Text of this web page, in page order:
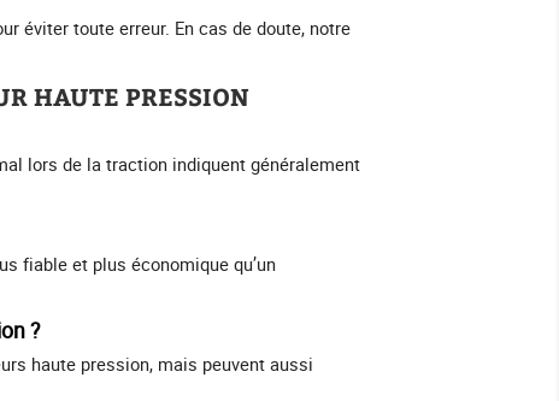
éviter toute erreur. En cas de doute, notre
HAUTE PRESSION
lors de la traction indiquent généralement
fiable et plus économique qu’un
?
haute pression, mais peuvent aussi